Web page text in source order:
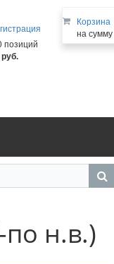
позиций
н.в.)
Корзина
на сумму